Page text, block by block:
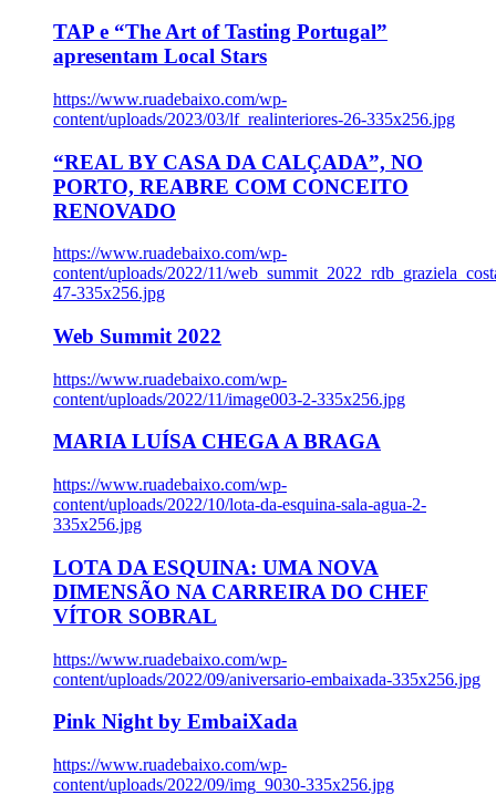
TAP e “The Art of Tasting Portugal”
apresentam Local Stars
https://www.ruadebaixo.com/wp-
content/uploads/2023/03/lf_realinteriores-26-335x256.jpg
“REAL BY CASA DA CALÇADA”, NO
PORTO, REABRE COM CONCEITO
RENOVADO
https://www.ruadebaixo.com/wp-
content/uploads/2022/11/
47-335x256.jpg
Web Summit 2022
https://www.ruadebaixo.com/wp-
content/uploads/2022/11/image003-2-335x256.jpg
MARIA LUÍSA CHEGA A BRAGA
https://www.ruadebaixo.com/wp-
content/uploads/2022/10/lota-da-esquina-sala-agua-2-
335x256.jpg
LOTA DA ESQUINA: UMA NOVA
DIMENSÃO NA CARREIRA DO CHEF
VÍTOR SOBRAL
https://www.ruadebaixo.com/wp-
content/uploads/2022/09/aniversario-embaixada-335x256.jpg
Pink Night by EmbaiXada
https://www.ruadebaixo.com/wp-
content/uploads/2022/09/img_9030-335x256.jpg